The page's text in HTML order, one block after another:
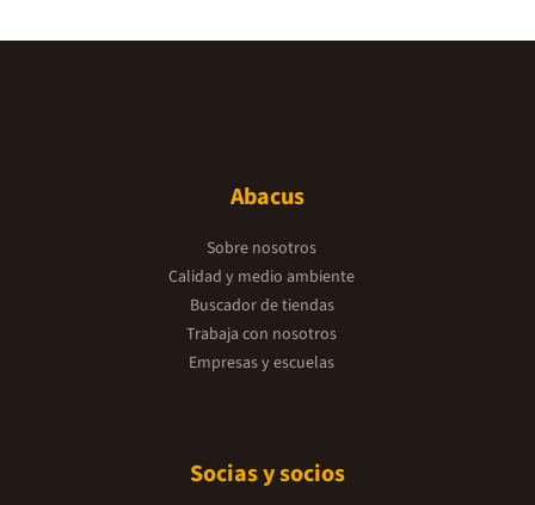
Abacus
Sobre nosotros
Calidad y medio ambiente
Buscador de tiendas
Trabaja con nosotros
Empresas y escuelas
Socias y socios